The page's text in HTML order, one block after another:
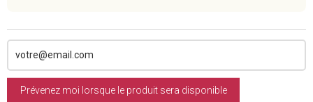
Prévenez moi lorsque le produit sera disponible